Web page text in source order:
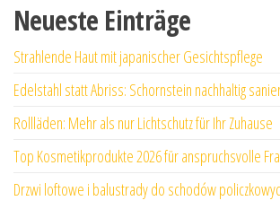
Neueste Einträge
Strahlende Haut mit japanischer Gesichtspflege
Edelstahl statt Abriss: Schornstein nachhaltig
Rollläden: Mehr als nur Lichtschutz für Ihr Zuhause
Top Kosmetikprodukte 2026 für anspruchsvolle
Drzwi loftowe i balustrady do schodów